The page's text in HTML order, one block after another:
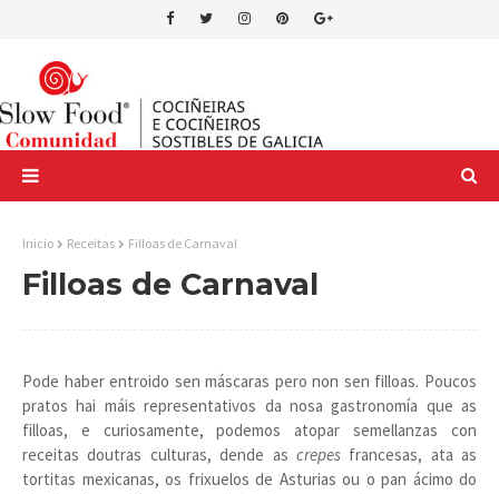
Inicio Receitas Filloas de Carnaval
Filloas de Carnaval
Pode haber entroido sen máscaras pero non sen filloas. Poucos
pratos hai máis representativos da nosa gastronomía que as
filloas, e curiosamente, podemos atopar semellanzas con
receitas doutras culturas, dende as crepesfrancesas, ata as
tortitas mexicanas, os frixuelos de Asturias ou o pan ácimo do